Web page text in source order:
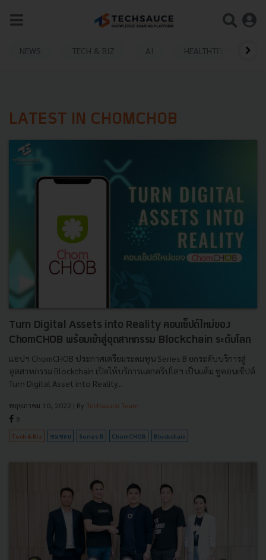
NEWS TECH & BIZ AI HEALTHTECH
LATEST IN CHOMCHOB
Turn Digital Assets into Reality คอนเซ็ปต์ใหม่ของ
ChomCHOB พร้อมเข้าสู่อุตสาหกรรม Blockchain ระดับโลก
แอปฯ ChomCHOB ประกาศเตรียมระดมทุน Series B ยกระดับบริการสู่
อุตสาหกรรม Blockchain เปิดให้บริการแลกคริปโตฯ เป็นแต้ม ชูคอนเซ็ปต์
Turn Digital Asset into Reality...
พฤษภาคม 10, 2022 | By Techsauce Team
9
Tech & Biz ชมชอบ Series B ChomCHOB Blockchain